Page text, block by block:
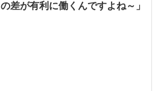
の差が有利に働くんですよね～」